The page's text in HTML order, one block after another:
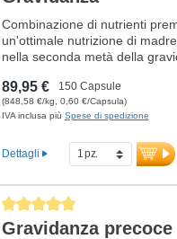
Ulteriori informazioni sul
bambini – Fertilità
Combinazione di nutrienti
un'ottimale nutrizione di
nella seconda metà della
calcio e vitamina D3 per la
tessuti materni, oltre a DHA da
omega-3 vegano per
Sviluppato da medici, prodotto
Germania. Costantemente
pesce e con sigillatura priva di
Maggiori informazioni sulla
gravidanza dal 4° al 9° mese
89,95 € 150 Capsule
(848,58 €/kg, 0,60 €/Capsula)
IVA inclusa più Spese di spedizione
Dettagli
Average rating of 5 out of 5 stars
Gravidanza precoce